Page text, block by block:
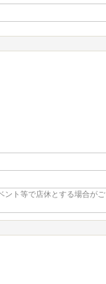
ント等で店休とする場合がご